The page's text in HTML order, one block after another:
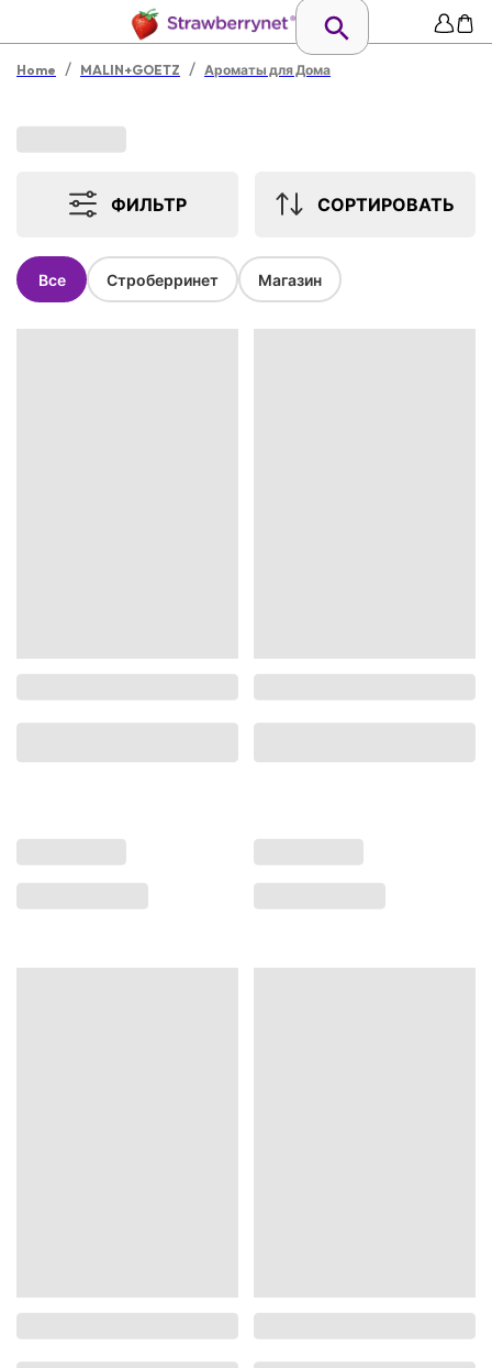
Home / MALIN+GOETZ / Ароматы для Дома
ФИЛЬТР СОРТИРОВАТЬ
Все Строберринет Магазин